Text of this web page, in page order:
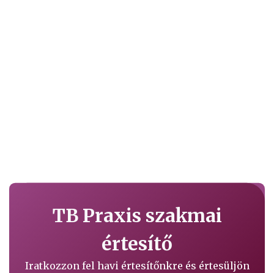
TB Praxis szakmai
értesítő
Iratkozzon fel havi értesítőnkre és értesüljön